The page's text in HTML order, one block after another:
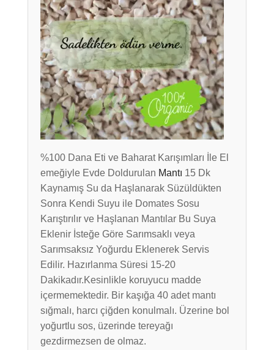
%100 Dana Eti ve Baharat Karışımları İle El
emeğiyle Evde Doldurulan Mantı 15 Dk
Kaynamış Su da Haşlanarak Süzüldükten
Sonra Kendi Suyu ile Domates Sosu
Karıştırılır ve Haşlanan Mantılar Bu Suya
Eklenir İsteğe Göre Sarımsaklı veya
Sarımsaksız Yoğurdu Eklenerek Servis
Edilir. Hazırlanma Süresi 15-20
Dakikadır.Kesinlikle koruyucu madde
içermemektedir. Bir kaşığa 40 adet mantı
sığmalı, harcı çiğden konulmalı. Üzerine bol
yoğurtlu sos, üzerinde tereyağı
gezdirmezsen de olmaz.